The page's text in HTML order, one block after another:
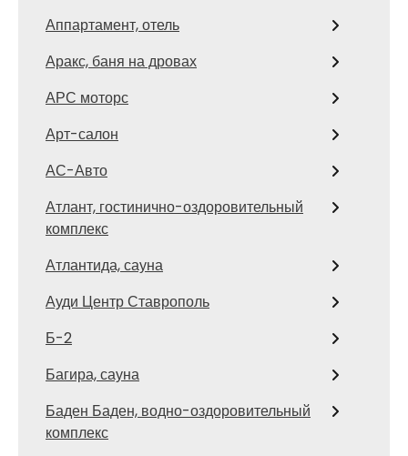
Аппартамент, отель
Аракс, баня на дровах
АРС моторс
Арт-салон
АС-Авто
Атлант, гостинично-оздоровительный
комплекс
Атлантида, сауна
Ауди Центр Ставрополь
Б-2
Багира, сауна
Баден Баден, водно-оздоровительный
комплекс